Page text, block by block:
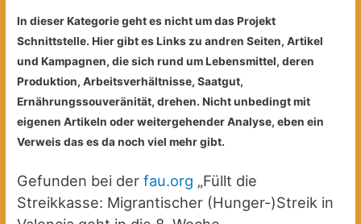
In dieser Kategorie geht es nicht um das Projekt
Schnittstelle. Hier gibt es Links zu andren Seiten, Artikel
und Kampagnen, die sich rund um Lebensmittel, deren
Produktion, Arbeitsverhältnisse, Saatgut,
Ernährungssouveränität, drehen. Nicht unbedingt mit
eigenen Artikeln oder weitergehender Analyse, eben ein
Verweis das es da noch viel mehr gibt.
Gefunden bei derfau.org „Füllt die
Streikkasse: Migrantischer (Hunger-)Streik in